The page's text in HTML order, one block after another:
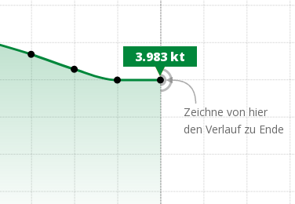
3.983 kt
3.983 kt
Zeichne von hier
den Verlauf zu Ende